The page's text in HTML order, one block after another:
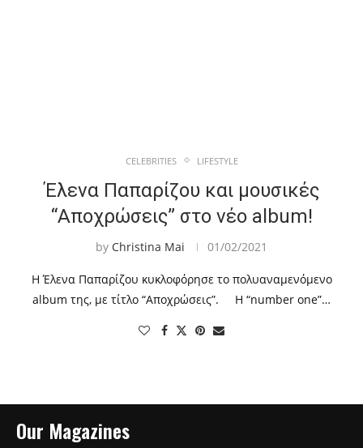
CELEBRITIES LIFESTYLE
Έλενα Παπαρίζου και μουσικές
“Αποχρώσεις” στο νέο album!
by Christina Mai 01/02/2021
Η Έλενα Παπαρίζου κυκλοφόρησε το πολυαναμενόμενο
album της, με τίτλο “Αποχρώσεις”. Η “number one”…
Our Magazines